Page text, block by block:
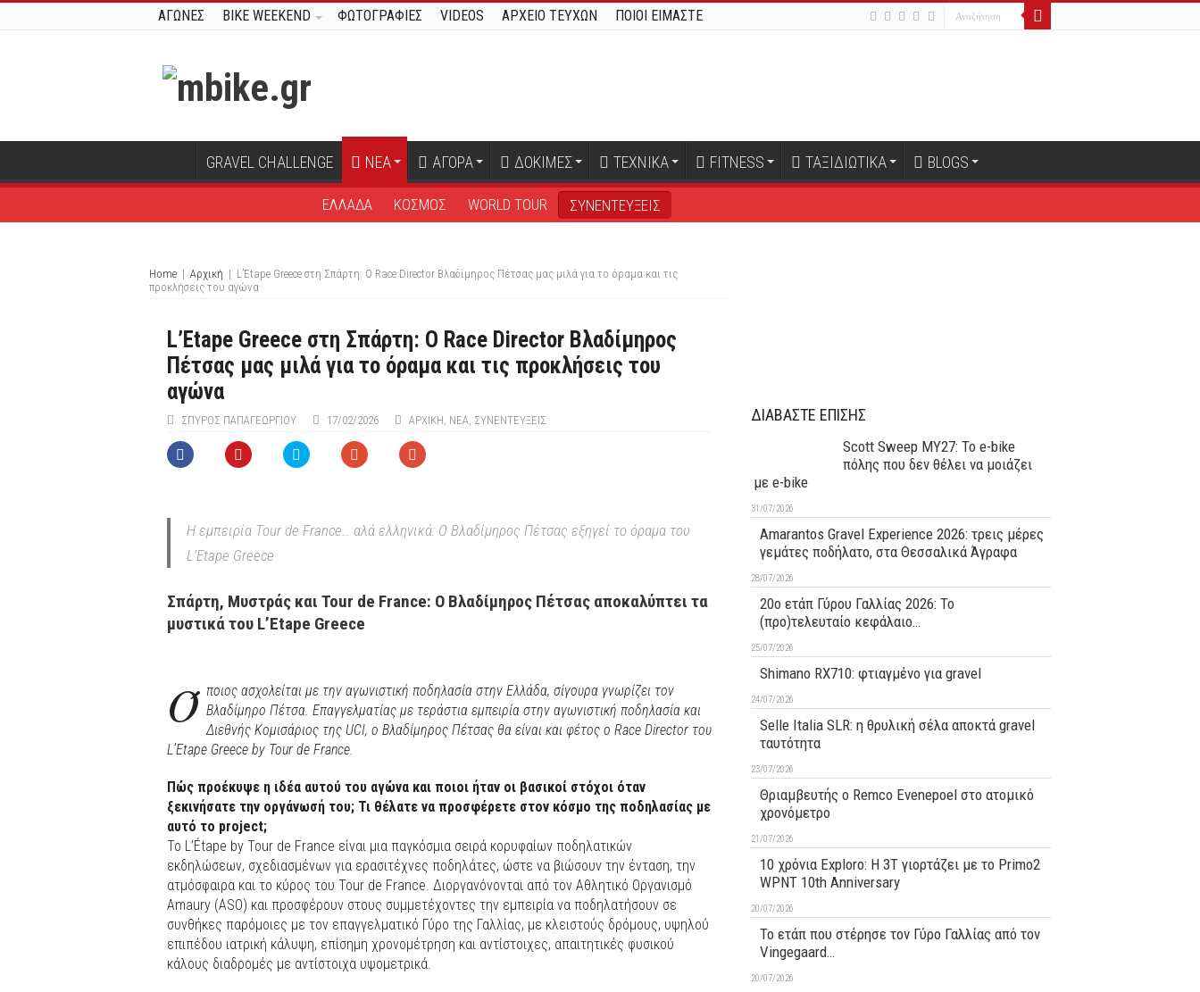
ΑΓΩΝΕΣ BIKE WEEKEND ΦΩΤΟΓΡΑΦΙΕΣ VIDEOS ΑΡΧΕΙΟ ΤΕΥΧΩΝ ΠΟΙΟΙ ΕΙΜΑΣΤΕ
GRAVEL CHALLENGE ΝΕΑ ΑΓΟΡΑ ΔΟΚΙΜΕΣ ΤΕΧΝΙΚΑ FITNESS ΤΑΞΙΔΙΩΤΙΚΑ BLOGS
ΕΛΛΑΔΑ ΚΟΣΜΟΣ WORLD TOUR ΣΥΝΕΝΤΕΥΞΕΙΣ
Home | Αρχική | L’Etape Greece στη Σπάρτη: Ο Race Director Βλαδίμηρος Πέτσας μας μιλά για το όραμα και τις
προκλήσεις του αγώνα
L’Etape Greece στη Σπάρτη: Ο Race Director Βλαδίμηρος
Πέτσας μας μιλά για το όραμα και τις προκλήσεις του
αγώνα
ΣΠΎΡΟΣ ΠΑΠΑΓΕΩΡΓΊΟΥ 17/02/2026 ΑΡΧΙΚΉ, ΝΕΑ, ΣΥΝΕΝΤΕΥΞΕΙΣ
Η εμπειρία Tour de France… αλά ελληνικά: Ο Βλαδίμηρος Πέτσας εξηγεί το όραμα του
L’Etape Greece
Σπάρτη, Μυστράς και Tour de France: Ο Βλαδίμηρος Πέτσας αποκαλύπτει τα
μυστικά του L’Etape Greece
Ό ποιος ασχολείται με την αγωνιστική ποδηλασία στην Ελλάδα, σίγουρα γνωρίζει τον
Βλαδίμηρο Πέτσα. Επαγγελματίας με τεράστια εμπειρία στην αγωνιστική ποδηλασία και
Διεθνής Κομισάριος της UCI, ο Βλαδίμηρος Πέτσας θα είναι και φέτος ο Race Director του
L’Etape Greece by Tour de France.
Πώς προέκυψε η ιδέα αυτού του αγώνα και ποιοι ήταν οι βασικοί στόχοι όταν
ξεκινήσατε την οργάνωσή του; Τι θέλατε να προσφέρετε στον κόσμο της ποδηλασίας με
αυτό το project;
Το L’Étape by Tour de France είναι μια παγκόσμια σειρά κορυφαίων ποδηλατικών
εκδηλώσεων, σχεδιασμένων για ερασιτέχνες ποδηλάτες, ώστε να βιώσουν την ένταση, την
ατμόσφαιρα και το κύρος του Tour de France. Διοργανόνονται από τον Αθλητικό Οργανισμό
Amaury (ASO) και προσφέρουν στους συμμετέχοντες την εμπειρία να ποδηλατήσουν σε
συνθήκες παρόμοιες με τον επαγγελματικό Γύρο της Γαλλίας, με κλειστούς δρόμους, υψηλού
επιπέδου ιατρική κάλυψη, επίσημη χρονομέτρηση και αντίστοιχες, απαιτητικές φυσικού
κάλους διαδρομές με αντίστοιχα υψομετρικά.
ΔΙΑΒΑΣΤΕ ΕΠΙΣΗΣ
Scott Sweep MY27: Το e-bike
πόλης που δεν θέλει να μοιάζει
με e-bike
31/07/2026
Amarantos Gravel Experience 2026: τρεις μέρες
γεμάτες ποδήλατο, στα Θεσσαλικά Άγραφα
28/07/2026
20ο ετάπ Γύρου Γαλλίας 2026: Το
(προ)τελευταίο κεφάλαιο…
25/07/2026
Shimano RX710: φτιαγμένο για gravel
24/07/2026
Selle Italia SLR: η θρυλική σέλα αποκτά gravel
ταυτότητα
23/07/2026
Θριαμβευτής ο Remco Evenepoel στο ατομικό
χρονόμετρο
21/07/2026
10 χρόνια Exploro: Η 3T γιορτάζει με το Primo2
WPNT 10th Anniversary
20/07/2026
Το ετάπ που στέρησε τον Γύρο Γαλλίας από τον
Vingegaard…
20/07/2026